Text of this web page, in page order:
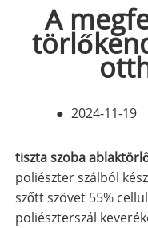
A
● 2024-11-19
tiszta szoba
poliészter szálból
szőtt szövet 55%
poliészterszál